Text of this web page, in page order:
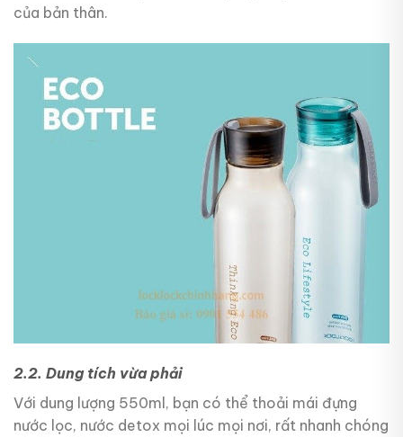
của bản thân.
2.2. Dung tích vừa phải
Với dung lượng 550ml, bạn có thể thoải mái đựng
nước lọc, nước detox mọi lúc mọi nơi, rất nhanh chóng